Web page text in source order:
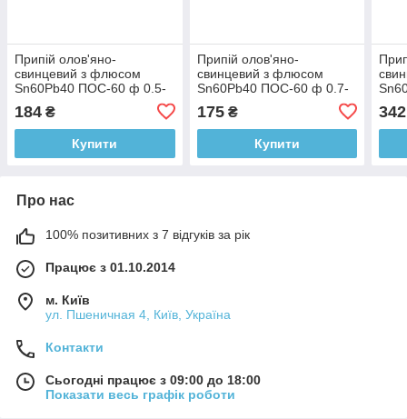
Припій олов'яно-
свинцевий з флюсом
Sn60Pb40 ПОС-60 ф 0.5-
184 ₴
Купити
Припій олов'яно-
свинцевий з флюсом
Sn60Pb40 ПОС-60 ф 0.7-
175₴
Купити
342
Про нас
100% позитивних з 7 відгуків за рік
Працює з 01.10.2014
м. Київ
ул. Пшеничная 4, Київ, Україна
Контакти
Сьогодні працює з 09:00 до 18:00
Показати весь графік роботи